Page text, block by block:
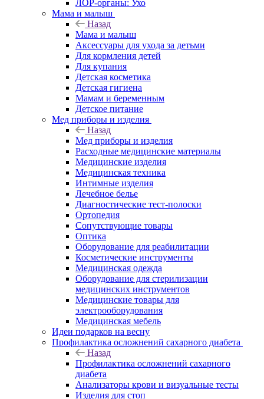
ЛОР-органы: Ухо
Мама и малыш
Назад
Мама и малыш
Аксессуары для ухода за детьми
Для кормления детей
Для купания
Детская косметика
Детская гигиена
Мамам и беременным
Детское питание
Мед приборы и изделия
Назад
Мед приборы и изделия
Расходные медицинские материалы
Медицинские изделия
Медицинская техника
Интимные изделия
Лечебное белье
Диагностические тест-полоски
Ортопедия
Сопутствующие товары
Оптика
Оборудование для реабилитации
Косметические инструменты
Медицинская одежда
Оборудование для стерилизации
медицинских инструментов
Медицинские товары для
электрооборудования
Медицинская мебель
Идеи подарков на весну
Профилактика осложнений сахарного диабета
Назад
Профилактика осложнений сахарного
диабета
Анализаторы крови и визуальные тесты
Изделия для стоп